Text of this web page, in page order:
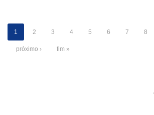
1 2 3 4 5 6 7 8
próximo › fim »